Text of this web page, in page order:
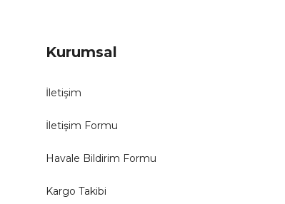
Kurumsal
İletişim
İletişim Formu
Havale Bildirim Formu
Kargo Takibi